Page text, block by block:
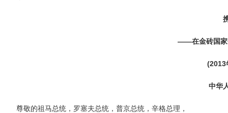
——在金砖国家领
(2013年
中华人
尊敬的祖马总统，罗塞夫总统，普京总统，辛格总理，